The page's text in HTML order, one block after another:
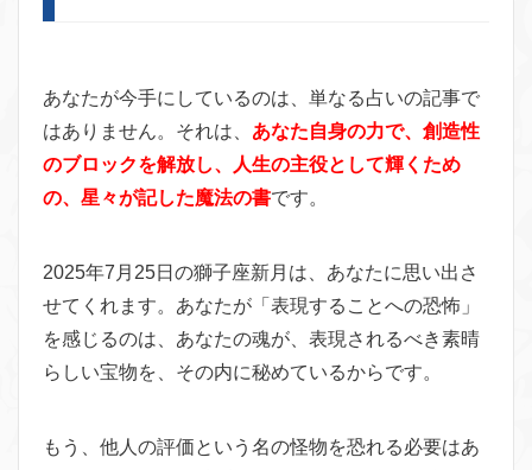
あなたが今手にしているのは、単なる占いの記事で
はありません。それは、 あなた自身の力で、創造性
のブロックを解放し、人生の主役として輝くため
の、星々が記した魔法の書です。
2025年7月25日の獅子座新月は、あなたに思い出さ
せてくれます。あなたが「表現することへの恐怖」
を感じるのは、あなたの魂が、表現されるべき素晴
らしい宝物を、その内に秘めているからです。
もう、他人の評価という名の怪物を恐れる必要はあ